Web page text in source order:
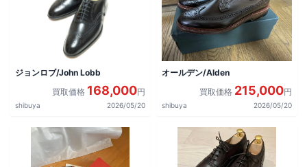
ジョンロブ/John Lobb
買取価格 168,000円
shibuya 2026/05/20
オールデン/Alden
買取価格 215,000円
shibuya 2026/05/20